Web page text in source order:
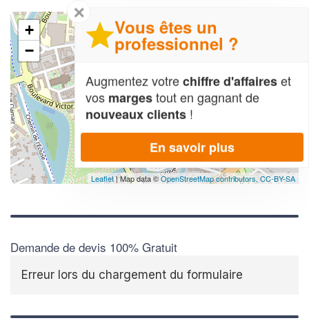
+
−
Leaflet| Map data ©OpenStreetMap contributors, CC-BY-SA
Demande de devis 100% Gratuit
Erreur lors du chargement du formulaire
✕
Vous êtes un
professionnel ?
Augmentez votrechiffre d'affaireset
vos margestout en gagnant de
nouveaux clients !
En savoir plus